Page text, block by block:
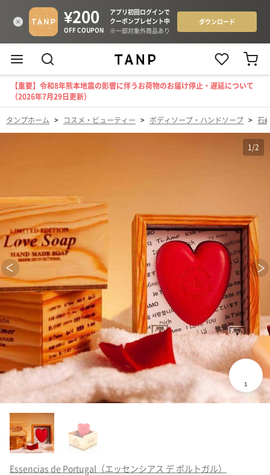
【重要】令和8年熊本地震の影響に伴うお荷物のお届け停止・遅延について
（2026年7月29日更新）
タンプホーム > コスメ・ビューティー > ボディソープ・ハンドソープ > 石
1/2
Essencias de Portugal（エッセンシアス デ ポルトガル）